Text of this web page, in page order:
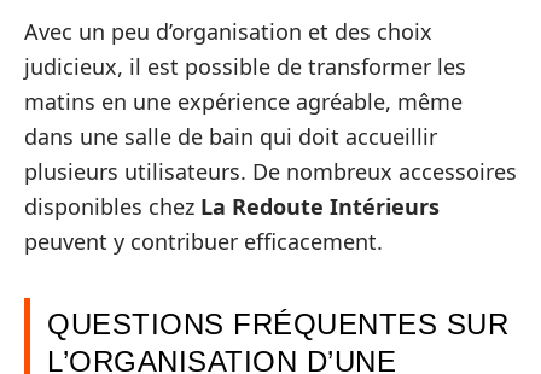
Avec un peu d’organisation et des choix
judicieux, il est possible de transformer les
matins en une expérience agréable, même
dans une salle de bain qui doit accueillir
plusieurs utilisateurs. De nombreux accessoires
disponibles chez La Redoute Intérieurs
peuvent y contribuer efficacement.
QUESTIONS FRÉQUENTES SUR
L’ORGANISATION D’UNE